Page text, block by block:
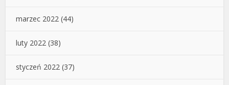
marzec 2022 (44)
luty 2022 (38)
styczeń 2022 (37)